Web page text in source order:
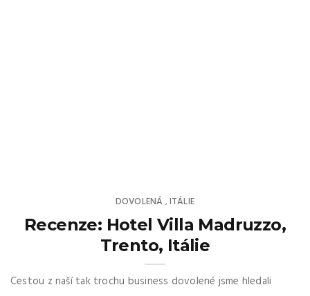
DOVOLENÁ ,ITÁLIE
Recenze: Hotel Villa Madruzzo,
Trento, Itálie
Cestou z naší tak trochu business dovolené jsme hledali